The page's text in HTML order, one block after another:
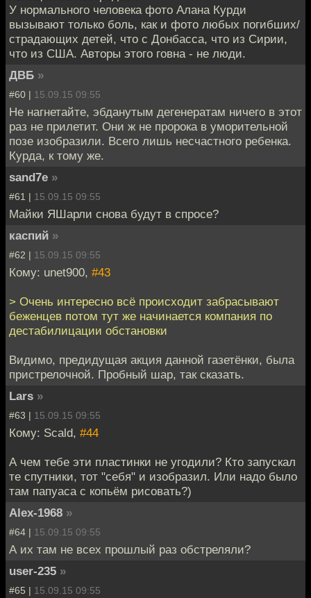
У нормального человека фото Алана Курди
вызывают только боль, как и фото любых погибших/
страдающих детей, что с Донбасса, что из Сирии,
что из США. Авторы этого говна - не люди.
ДВБ »
#60 | 15.09.15 09:55
Не нагнетайте, эбданутым дегенератам ничего в этот
раз не прилетит. Они ж не пророка в уморительной
позе изобразили. Всего лишь несчастного ребенка.
Курда, к тому же.
sand7e »
#61 | 15.09.15 09:55
Майки ЯШарли снова будут в спросе?
каспий »
#62 | 15.09.15 09:55
Кому: unet900, #43
> Очень интересно всё происходит забрасывают
беженцев потом тут же начинается компания по
дестабилицации обстановки
Видимо, предидущая акция данной газетёнки, была
пристрелочной. Пробный шар, так сказать.
Lars »
#63 | 15.09.15 09:55
Кому: Scald, #44
А чем тебе эти пластинки не угодили? Кто запускал
те спутники, тот "себя" и изобразил. Или надо было
там папуаса с копьём рисовать?)
Alex-1968 »
#64 | 15.09.15 09:55
А их там не всех прошлый раз обстреляли?
user-235 »
#65 | 15.09.15 09:55